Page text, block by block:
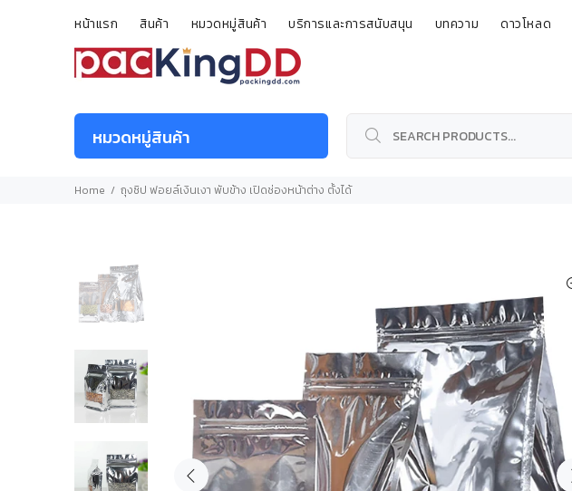
หน้าแรก สินค้า หมวดหมู่สินค้า บริการและการสนับสนุน บทความ ดาวโหลด
หมวดหมู่สินค้า
Home ถุงซิป ฟอยล์เงินเงา พับข้าง เปิดช่องหน้าต่าง ตั้งได้